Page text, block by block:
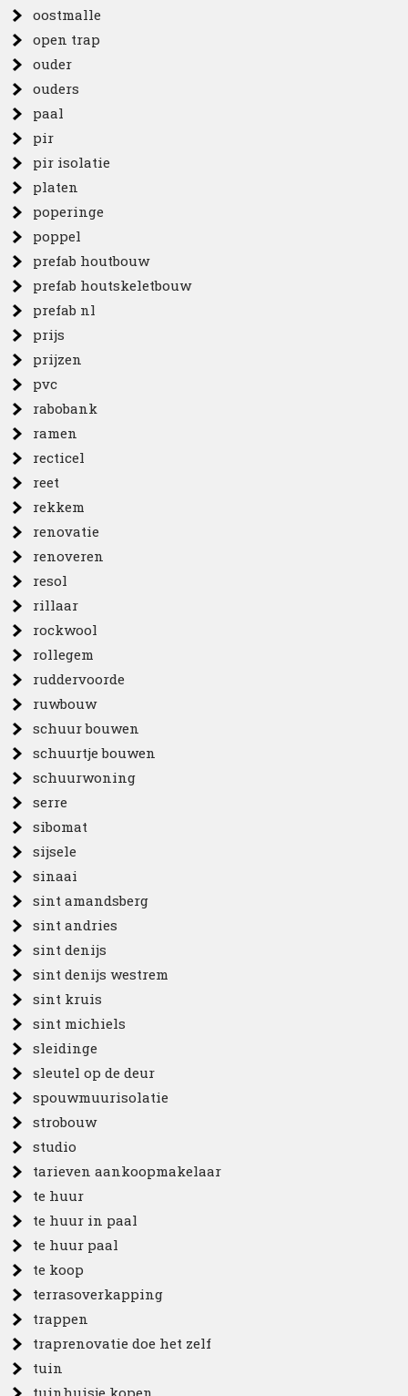
oostmalle
open trap
ouder
ouders
paal
pir
pir isolatie
platen
poperinge
poppel
prefab houtbouw
prefab houtskeletbouw
prefab nl
prijs
prijzen
pvc
rabobank
ramen
recticel
reet
rekkem
renovatie
renoveren
resol
rillaar
rockwool
rollegem
ruddervoorde
ruwbouw
schuur bouwen
schuurtje bouwen
schuurwoning
serre
sibomat
sijsele
sinaai
sint amandsberg
sint andries
sint denijs
sint denijs westrem
sint kruis
sint michiels
sleidinge
sleutel op de deur
spouwmuurisolatie
strobouw
studio
tarieven aankoopmakelaar
te huur
te huur in paal
te huur paal
te koop
terrasoverkapping
trappen
traprenovatie doe het zelf
tuin
tuinhuisje kopen